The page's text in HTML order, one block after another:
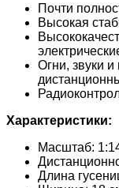
Почти
Высокая
Огни, звуки
Характеристики:
Масштаб:
Длина